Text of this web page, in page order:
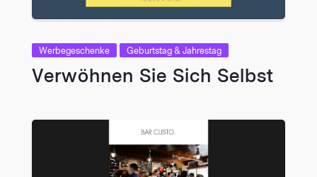
Werbegeschenke Geburtstag & Jahrestag
Verwöhnen Sie Sich Selbst